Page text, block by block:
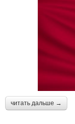
читать дальше →